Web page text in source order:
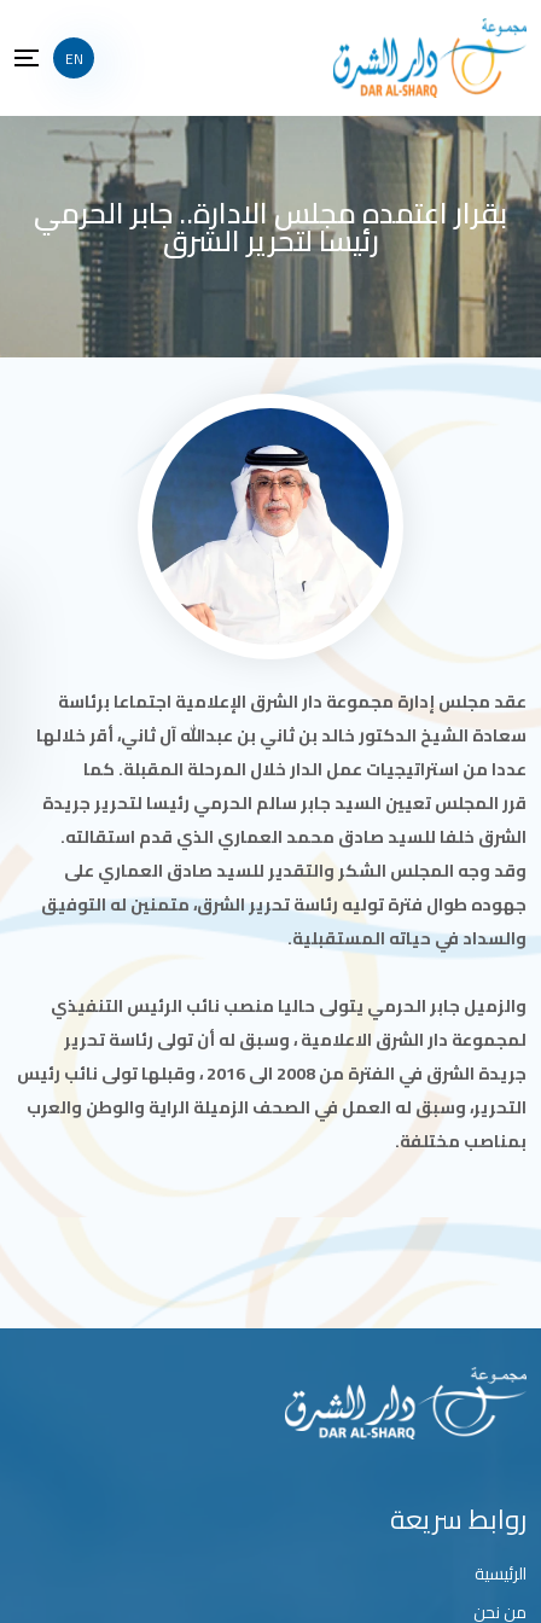
EN
بقرار اعتمده مجلس الادارة.. جابر الحرمي
رئيسا لتحرير الشرق
عقد مجلس إدارة مجموعة دار الشرق الإعلامية اجتماعا برئاسة
سعادة الشيخ الدكتور خالد بن ثاني بن عبدالله آل ثاني، أقر خلالها
عددا من استراتيجيات عمل الدار خلال المرحلة المقبلة. كما
قرر المجلس تعيين السيد جابر سالم الحرمي رئيسا لتحرير جريدة
الشرق خلفا للسيد صادق محمد العماري الذي قدم استقالته.
وقد وجه المجلس الشكر والتقدير للسيد صادق العماري على
جهوده طوال فترة توليه رئاسة تحرير الشرق، متمنين له التوفيق
والسداد في حياته المستقبلية.
والزميل جابر الحرمي يتولى حاليا منصب نائب الرئيس التنفيذي
لمجموعة دار الشرق الاعلامية ، وسبق له أن تولى رئاسة تحرير
جريدة الشرق في الفترة من 2008 الى 2016 ، وقبلها تولى نائب رئيس
التحرير، وسبق له العمل في الصحف الزميلة الراية والوطن والعرب
بمناصب مختلفة.
روابط سريعة
الرئيسية
من نحن